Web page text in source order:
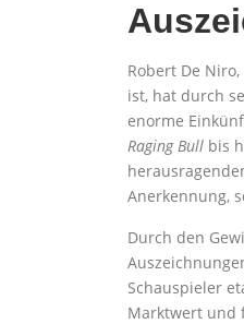
Robert De
ist, hat durch
enorme
Raging Bull bis
Anerkennung,
Durch den
Schauspieler
Marktwert und